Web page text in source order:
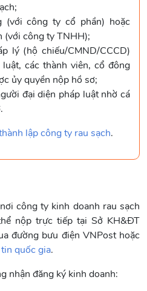
(với công ty cổ phần) hoặc
(với công ty TNHH);
lý (hộ chiếu/CMND/CCCD)
các thành viên, cổ đông
ủy quyền nộp hồ sơ;
đại diện pháp luật nhờ cá
lập công ty rau sạch.
công ty kinh doanh rau sạch
nộp trực tiếp tại Sở KH&ĐT
đường bưu điện VNPost hoặc
quốc gia.
nhận đăng ký kinh doanh: